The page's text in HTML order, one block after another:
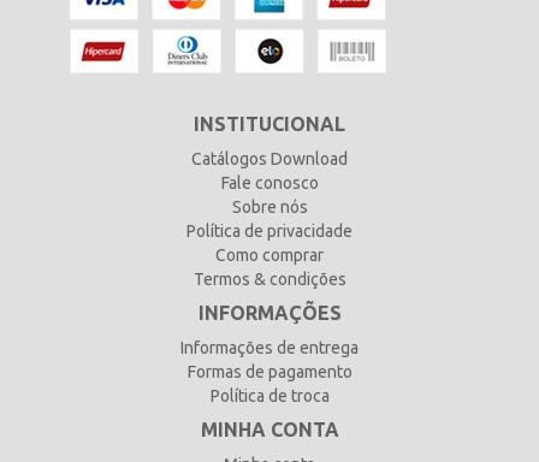
INSTITUCIONAL
Catálogos Download
Fale conosco
Sobre nós
Política de privacidade
Como comprar
Termos & condições
INFORMAÇÕES
Informações de entrega
Formas de pagamento
Política de troca
MINHA CONTA